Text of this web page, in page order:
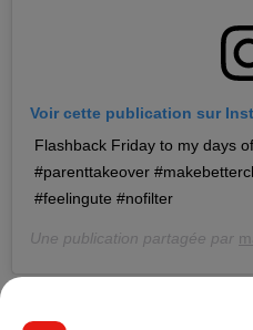
Voir cette publication sur
Flashback Friday to my days
#parenttakeover
#feelingute #nofilter
Une publication partagée par